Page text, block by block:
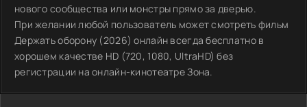
нового сообщества или монстры прямо за дверью.
При желании любой пользователь может смотреть фильм
Держать оборону (2026) онлайн всегда бесплатно в
хорошем качестве HD (720, 1080, UltraHD) без
регистрации на онлайн-кинотеатре Зона.